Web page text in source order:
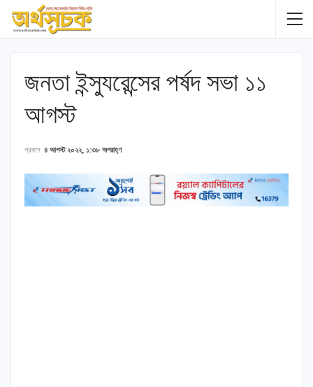
জনতা ইন্স্যুরেন্সের পর্ষদ সভা ১১
আগস্ট
প্রকাশ ৪ আগস্ট ২০২২, ১:৩৮ অপরাহ্ণ